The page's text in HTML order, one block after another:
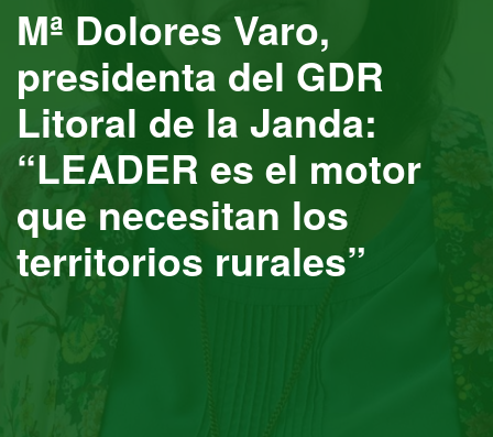
Mª Dolores Varo,
presidenta del GDR
Litoral de la Janda:
“LEADER es el motor
que necesitan los
territorios rurales”